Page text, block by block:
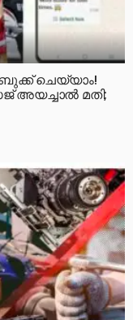
ബുക്ക് ചെയ്യാം!
അയച്ചാൽ മതി;